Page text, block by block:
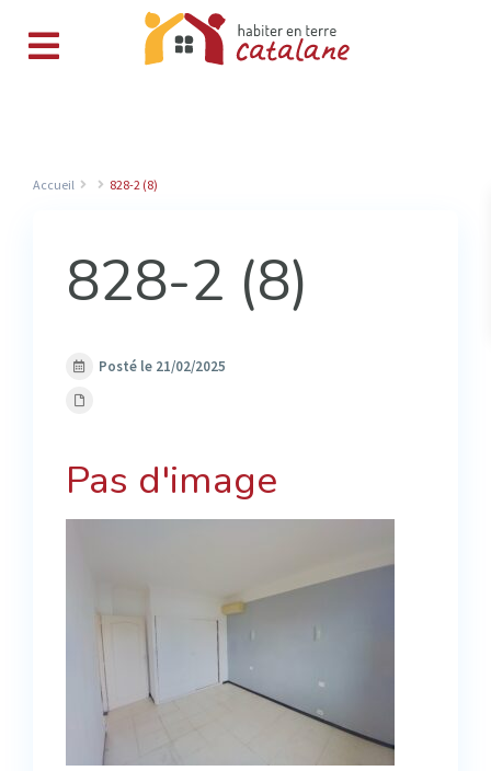
Accueil 828-2 (8)
828-2 (8)
Posté le 21/02/2025
Pas d'image